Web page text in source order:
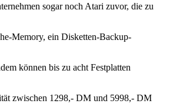
sogar noch Atari zuvor, die zu
Memory, ein Disketten-Backup-
können bis zu acht Festplatten
zwischen 1298,- DM und 5998,- DM